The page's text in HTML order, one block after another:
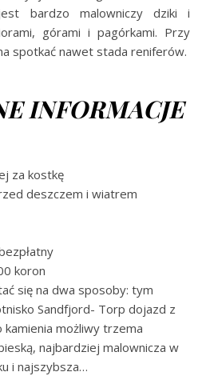
bardzo malowniczy dziki i
górami i pagórkami. Przy
spotkać nawet stada reniferów.
INFORMACJE
za kostkę
deszczem i wiatrem
koron
się na dwa sposoby: tym
Sandfjord- Torp dojazd z
możliwy trzema
najbardziej malownicza w
i najszybsza…